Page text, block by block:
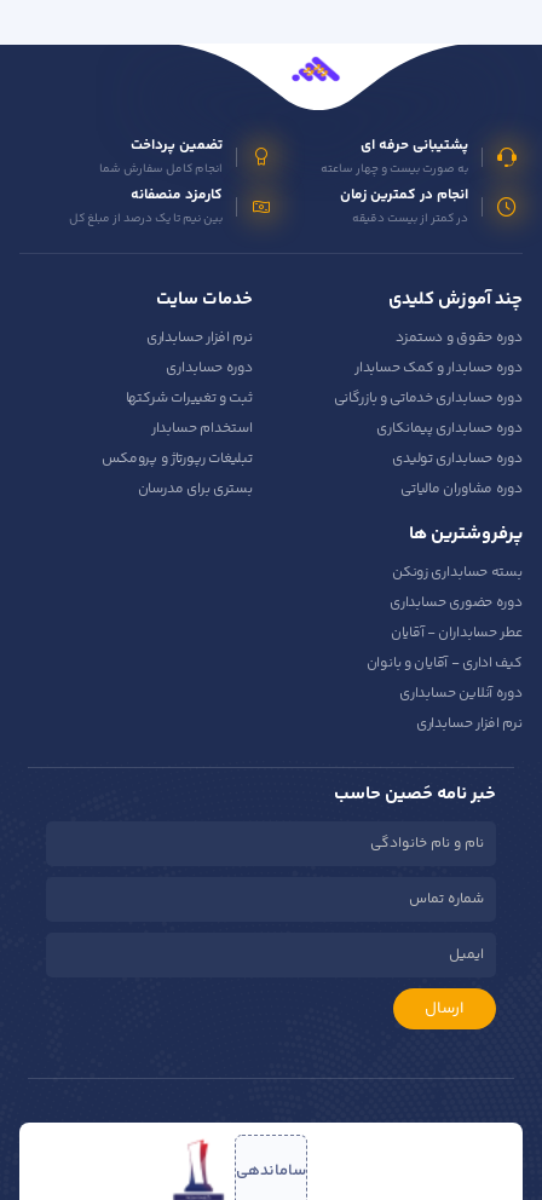
پشتیبانی حرفه ای
به صورت بیست و چهار ساعته
تضمین پرداخت
انجام کامل سفارش شما
انجام در کمترین زمان
در کمتر از بیست دقیقه
کارمزد منصفانه
بین نیم تا یک درصد از مبلغ کل
چند آموزش کلیدی
دوره حقوق و دستمزد
دوره حسابدار و کمک حسابدار
دوره حسابداری خدماتی و بازرگانی
دوره حسابداری پیمانکاری
دوره حسابداری تولیدی
دوره مشاوران مالیاتی
خدمات سایت
نرم افزار حسابداری
دوره حسابداری
ثبت و تغییرات شرکتها
استخدام حسابدار
تبلیغات رپورتاژ و پرومکس
بستری برای مدرسان
پرفروشترین ها
بسته حسابداری زونکن
دوره حضوری حسابداری
عطر حسابداران - آقایان
کیف اداری - آقایان و بانوان
دوره آنلاین حسابداری
نرم افزار حسابداری
خبر نامه حَصین حاسب
ارسال
ساماندهی